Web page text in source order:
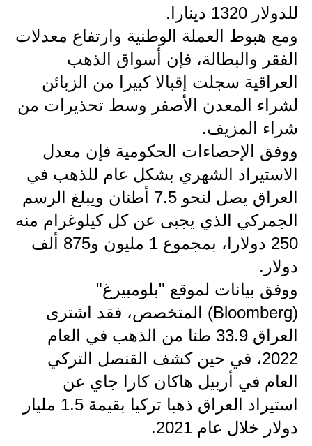
كتب مدرسية
المرحلة الابتدائية
المرحلة المتوسطة
المرحلة الاعدادية
ملازم دراسية
المرحلة الابتدائية
المرحلة المتوسطة
دروس
المرحلة الابتدائية
المرحلة المتوسطة
المرحلة الاعدادية
للدولار 1320 دينارا.
ومع هبوط العملة الوطنية وارتفاع معدلات
الفقر والبطالة، فإن أسواق الذهب
العراقية سجلت إقبالا كبيرا من الزبائن
لشراء المعدن الأصفر وسط تحذيرات من
شراء المزيف.
ووفق الإحصاءات الحكومية فإن معدل
الاستيراد الشهري بشكل عام للذهب في
العراق يصل لنحو 7.5 أطنان ويبلغ الرسم
الجمركي الذي يجبى عن كل كيلوغرام منه
250 دولارا، بمجموع 1 مليون و875 ألف
دولار.
ووفق بيانات لموقع "بلومبيرغ"
(Bloomberg) المتخصص، فقد اشترى
العراق 33.9 طنا من الذهب في العام
2022، في حين كشف القنصل التركي
العام في أربيل هاكان كارا جاي عن
استيراد العراق ذهبا تركيا بقيمة 1.5 مليار
دولار خلال عام 2021.